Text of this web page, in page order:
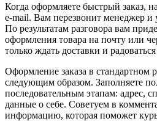
Когда оформляете быстрый
e-mail. Вам перезвонит менеджер и
По результатам разговора вам
оформления товара на почту или
только ждать доставки и
Оформление заказа в стандартном
следующим образом. Заполняете
последовательным этапам: адрес,
данные о себе. Советуем в
информацию, которая поможет